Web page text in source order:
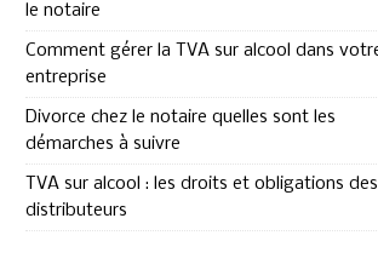
[ août 8, 2026 ] Comment
le notaire
Comment gérer la TVA sur alcool dans
entreprise
Divorce chez le notaire quelles sont les
démarches à suivre
TVA sur alcool : les droits et obligations des
distributeurs